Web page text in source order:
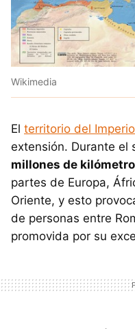
Wikimedia
El territorio del
extensión. Durante el
millones de
partes de Europa,
Oriente, y esto
de personas entre
promovida por su